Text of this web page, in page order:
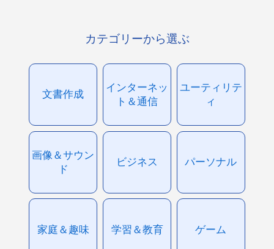
カテゴリーから選ぶ
文書作成
インターネッ
ト＆通信
ユーティリテ
ィ
画像＆サウン
ド
ビジネス パーソナル
家庭＆趣味 学習＆教育 ゲーム